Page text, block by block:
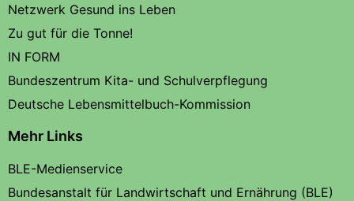
Netzwerk Gesund ins Leben
Zu gut für die Tonne!
IN FORM
Bundeszentrum Kita- und Schulverpflegung
Deutsche Lebensmittelbuch-Kommission
Mehr Links
BLE-Medienservice
Bundesanstalt für Landwirtschaft und Ernährung (BLE)